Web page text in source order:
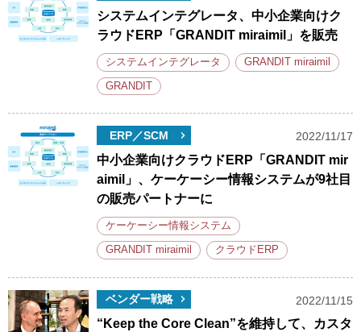
システムインテグレータ、中小企業向けク
ラウドERP「GRANDIT miraimil」を販売
システムインテグレータ GRANDIT miraimil
GRANDIT
ERP／SCM 2022/11/17
中小企業向けクラウドERP「GRANDIT mir
aimil」、ケーケーシー情報システムが9社目
の販売パートナーに
ケーケーシー情報システム
GRANDIT miraimil クラウドERP
ベンダー戦略 2022/11/15
“Keep the Core Clean”を維持して、カスタ